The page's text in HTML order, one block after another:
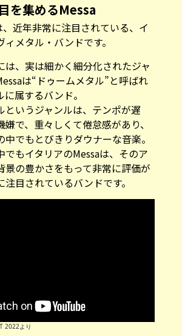
を集めるMessa
、近年非常に注目されている、イ
メタル・バンドです。
は、実は細かく細分化されたジャ
は“ドゥームメタル”と呼ばれ
属するバンド。
というジャンルは、テンポが遅
嫌で、重々しくて倦怠感があり、
でもとびきりダウナーな音楽。
でもイタリアのMessaは、そのア
景の豊かさをもって非常に評価が
目されているバンドです。
2022より